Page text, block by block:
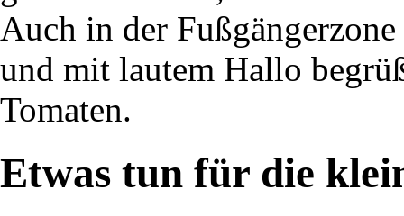
Auch in der
und mit lautem Hallo
Tomaten.
Etwas tun für die